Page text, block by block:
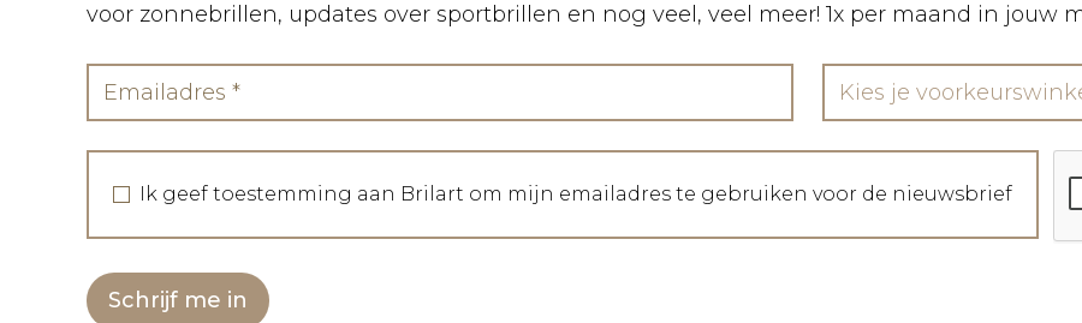
voor zonnebrillen, updates over sportbrillen en nog veel, veel meer! 1x per maand in jouw
Kies je
Ik geef toestemming aan Brilart om mijn emailadres te gebruiken voor de nieuwsbrief
Schrijf me in